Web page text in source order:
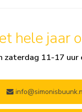
hele jaar
zaterdag 11-17 uur